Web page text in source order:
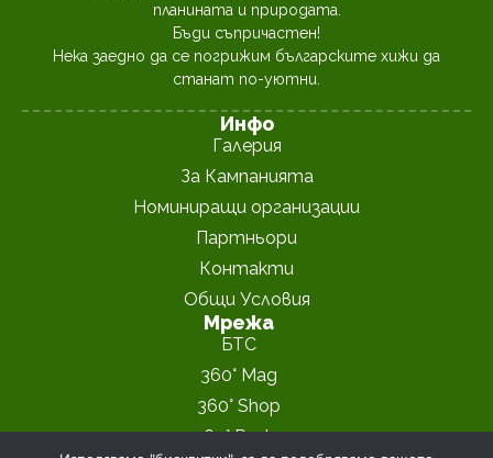
планината и природата.
Бъди съпричастен!
Нека заедно да се погрижим българските хижи да
станат по-уютни.
Инфо
Галерия
За Кампанията
Номиниращи организации
Партньори
Контакти
Общи Условия
Мрежа
БТС
360° Mag
360° Shop
360° Peaks